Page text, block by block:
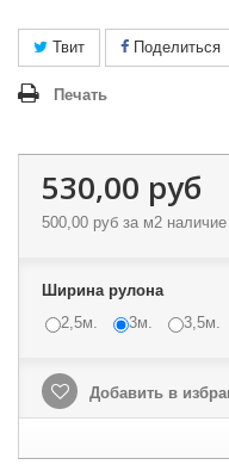
Твит Поделиться
Печать
530,00 руб
500,00 руб за м2 наличие
Ширина рулона
2,5м.
3м. 3,5м.
Добавить в